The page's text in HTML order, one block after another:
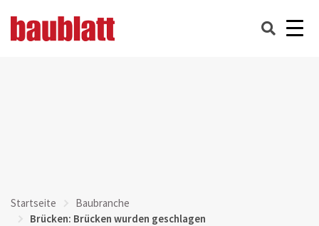
Startseite
Baubranche
Brücken: Brücken wurden geschlagen